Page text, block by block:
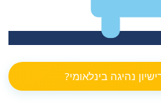
נהיגה בינלאומי?